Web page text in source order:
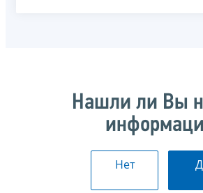
Нашли ли Вы
Нет